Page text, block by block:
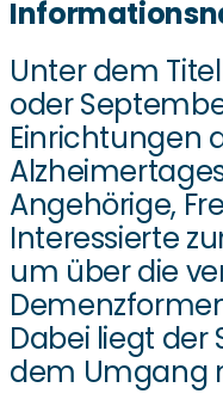
Unter dem
oder
Einrichtungen
Angehörige,
Interessierte
um über die
Dabei liegt
dem Umgang